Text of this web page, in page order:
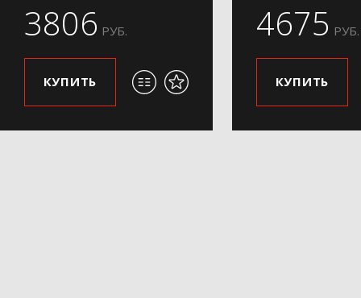
3806 РУБ.
КУПИТЬ
4675 РУБ.
КУПИТЬ